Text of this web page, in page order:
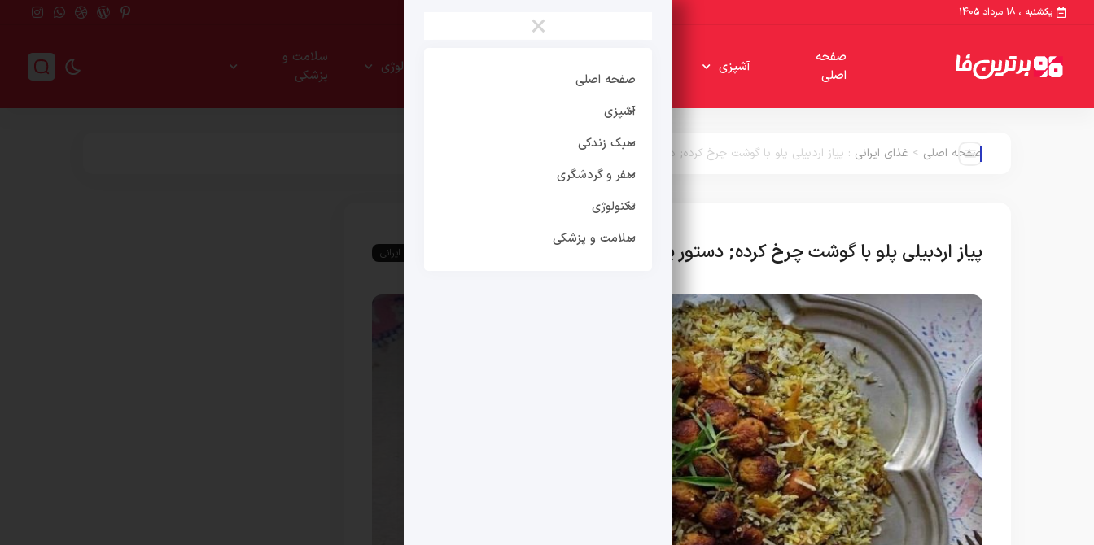
یکشنبه ، ۱۸ مرداد ۱۴۰۵
صفحه
اصلی
آشپزی تکنولوژی
سلامت و
پزشکی
×
صفحه اصلی
آشپزی
سبک زندکی
سفر و گردشگری
تکنولوژی
سلامت و پزشکی
صفحه اصلی > غذای ایرانی : پیاز اردبیلی پلو با گوشت چرخ کرده; دستور پخت یک غذای خوشمزه محلی
پیاز اردبیلی پلو با گوشت چرخ کرده; دستور پخت یک غذای خوشمزه محلی غذای ایرانی